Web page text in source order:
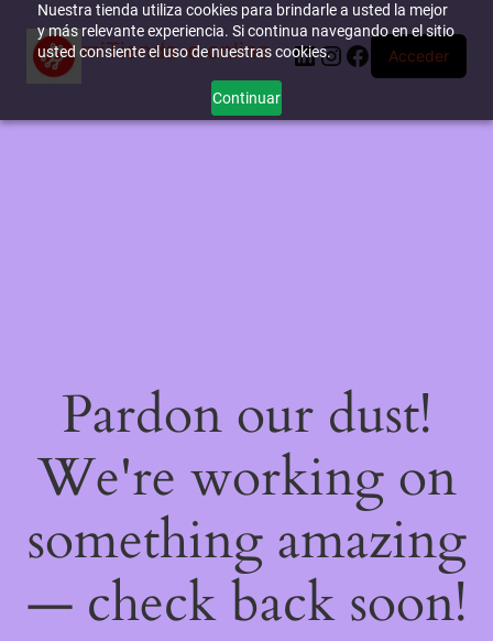
Nuestra tienda utiliza cookies para brindarle a usted la mejor
y más relevante experiencia. Si continua navegando en el sitio
usted consiente el uso de nuestras cookies.
Continuar
miTienda-e.online LinkedIn
Instagram
Facebook
Acceder
Pardon our dust!
We're working on
something amazing
— check back soon!